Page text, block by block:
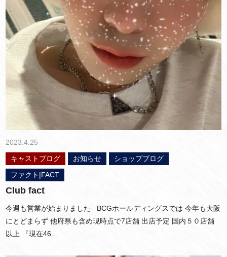
2023.4.25
キャストブログ
お知らせ
ショップブログ
ファクト|FACT
Club fact
今週も営業が始まりました BCGホールディングスでは 今年も大阪
にとどまらず 他府県も含め現時点で7店舗 出店予定 国内５０店舗
以上 『現在46…